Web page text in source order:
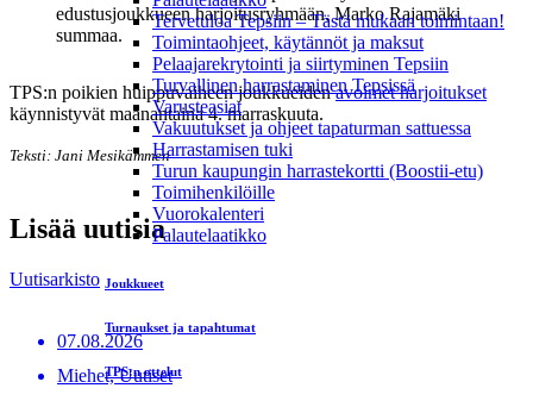
Tervetuloa Tepsiin – Tästä mukaan toimintaan!
Toimintaohjeet, käytännöt ja maksut
Pelaajarekrytointi ja siirtyminen Tepsiin
Turvallinen harrastaminen Tepsissä
Varusteasiat
Vakuutukset ja ohjeet tapaturman sattuessa
Harrastamisen tuki
Turun kaupungin harrastekortti (Boostii-etu)
Toimihenkilöille
Vuorokalenteri
Palautelaatikko
Joukkueet
Turnaukset ja tapahtumat
TPS:n ottelut
edustusjoukkueen harjoitusryhmään, Marko Rajamäki
summaa.
TPS:n poikien huippuvaiheen joukkueidenavoimet harjoitukset
käynnistyvät maanantaina 4. marraskuuta.
Teksti: Jani Mesikämmen
Lisää uutisia
Uutisarkisto
07.08.2026
Miehet, Uutiset